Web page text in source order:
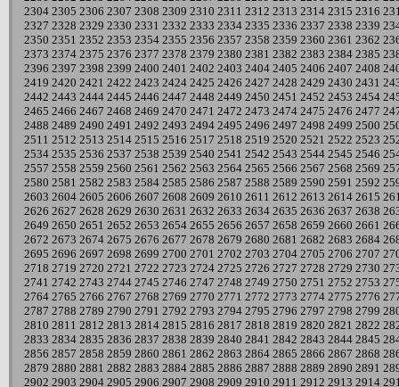
2304 2305 2306 2307 2308 2309 2310 2311 2312 2313 2314 2315 2316
2327 2328 2329 2330 2331 2332 2333 2334 2335 2336 2337 2338 2339
2350 2351 2352 2353 2354 2355 2356 2357 2358 2359 2360 2361 2362
2373 2374 2375 2376 2377 2378 2379 2380 2381 2382 2383 2384 2385
2396 2397 2398 2399 2400 2401 2402 2403 2404 2405 2406 2407 2408
2419 2420 2421 2422 2423 2424 2425 2426 2427 2428 2429 2430 2431
2442 2443 2444 2445 2446 2447 2448 2449 2450 2451 2452 2453 2454
2465 2466 2467 2468 2469 2470 2471 2472 2473 2474 2475 2476 2477
2488 2489 2490 2491 2492 2493 2494 2495 2496 2497 2498 2499 2500
2511 2512 2513 2514 2515 2516 2517 2518 2519 2520 2521 2522 2523
2534 2535 2536 2537 2538 2539 2540 2541 2542 2543 2544 2545 2546
2557 2558 2559 2560 2561 2562 2563 2564 2565 2566 2567 2568 2569
2580 2581 2582 2583 2584 2585 2586 2587 2588 2589 2590 2591 2592
2603 2604 2605 2606 2607 2608 2609 2610 2611 2612 2613 2614 2615
2626 2627 2628 2629 2630 2631 2632 2633 2634 2635 2636 2637 2638
2649 2650 2651 2652 2653 2654 2655 2656 2657 2658 2659 2660 2661
2672 2673 2674 2675 2676 2677 2678 2679 2680 2681 2682 2683 2684
2695 2696 2697 2698 2699 2700 2701 2702 2703 2704 2705 2706 2707
2718 2719 2720 2721 2722 2723 2724 2725 2726 2727 2728 2729 2730
2741 2742 2743 2744 2745 2746 2747 2748 2749 2750 2751 2752 2753
2764 2765 2766 2767 2768 2769 2770 2771 2772 2773 2774 2775 2776
2787 2788 2789 2790 2791 2792 2793 2794 2795 2796 2797 2798 2799
2810 2811 2812 2813 2814 2815 2816 2817 2818 2819 2820 2821 2822
2833 2834 2835 2836 2837 2838 2839 2840 2841 2842 2843 2844 2845
2856 2857 2858 2859 2860 2861 2862 2863 2864 2865 2866 2867 2868
2879 2880 2881 2882 2883 2884 2885 2886 2887 2888 2889 2890 2891
2902 2903 2904 2905 2906 2907 2908 2909 2910 2911 2912 2913 2914